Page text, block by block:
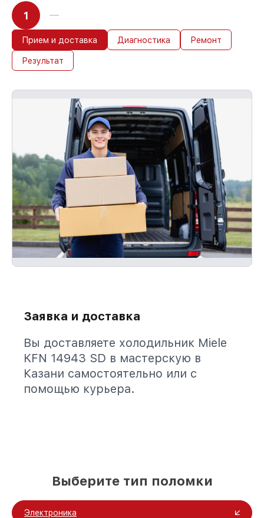
1
Прием и доставка Диагностика Ремонт
Результат
Заявка и доставка
Вы доставляете холодильник Miele
KFN 14943 SD в мастерскую в
Казани самостоятельно или с
помощью курьера.
Выберите тип поломки
Электроника